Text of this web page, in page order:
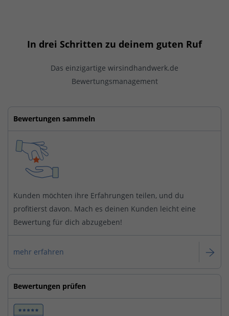
In drei Schritten zu deinem guten Ruf
Das einzigartige wirsindhandwerk.de
Bewertungsmanagement
Bewertungen sammeln
Kunden möchten ihre Erfahrungen teilen, und du
profitierst davon. Mach es deinen Kunden leicht eine
Bewertung für dich abzugeben!
mehr erfahren
Bewertungen prüfen